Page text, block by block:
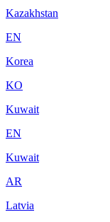
Kazakhstan
EN
Korea
KO
Kuwait
EN
Kuwait
AR
Latvia